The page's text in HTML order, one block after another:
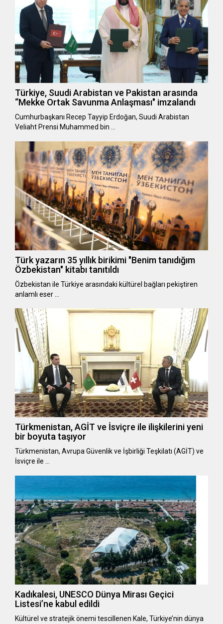
Türkiye, Suudi Arabistan ve Pakistan arasında
“Mekke Ortak Savunma Anlaşması" imzalandı
Cumhurbaşkanı Recep Tayyip Erdoğan, Suudi Arabistan
Veliaht Prensi Muhammed bin …
Türk yazarın 35 yıllık birikimi "Benim tanıdığım
Özbekistan" kitabı tanıtıldı
Özbekistan ile Türkiye arasındaki kültürel bağları pekiştiren
anlamlı eser …
Türkmenistan, AGİT ve İsviçre ile ilişkilerini yeni
bir boyuta taşıyor
Türkmenistan, Avrupa Güvenlik ve İşbirliği Teşkilatı (AGİT) ve
İsviçre ile …
Kadıkalesi, UNESCO Dünya Mirası Geçici
Listesi’ne kabul edildi
Kültürel ve stratejik önemi tescillenen Kale, Türkiye’nin dünya